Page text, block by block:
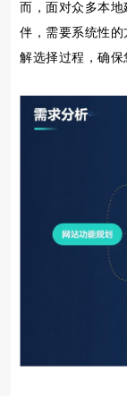
而，面对众多本
伴，需要系统性
解选择过程，确保